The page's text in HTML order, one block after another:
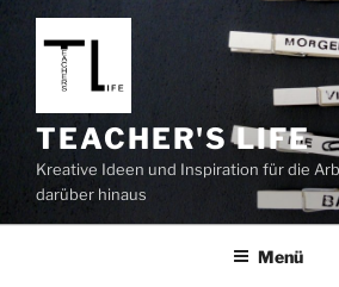
Zum
Inhalt
springen
TEACHER'S LIFE
Kreative Ideen und Inspiration für die
darüber hinaus
Menü